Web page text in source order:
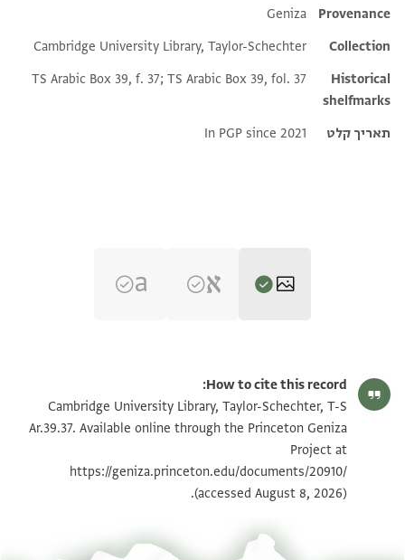
Additional metadata
Provenance
Geniza
Collection
Cambridge University Library, Taylor-Schechter
Historical
shelfmarks
TS Arabic Box 39, f. 37; TS Arabic Box 39, fol. 37
תאריך קלט In PGP since 2021
T-S Ar.39.37 1v הגדל וסובב
תנאי היתר שימוש בתצלום
How to cite this record:
Cambridge University Library, Taylor-Schechter, T-S
Ar.39.37. Available online through the Princeton Geniza
Project at
https://geniza.princeton.edu/documents/20910/
(accessed August 8, 2026).